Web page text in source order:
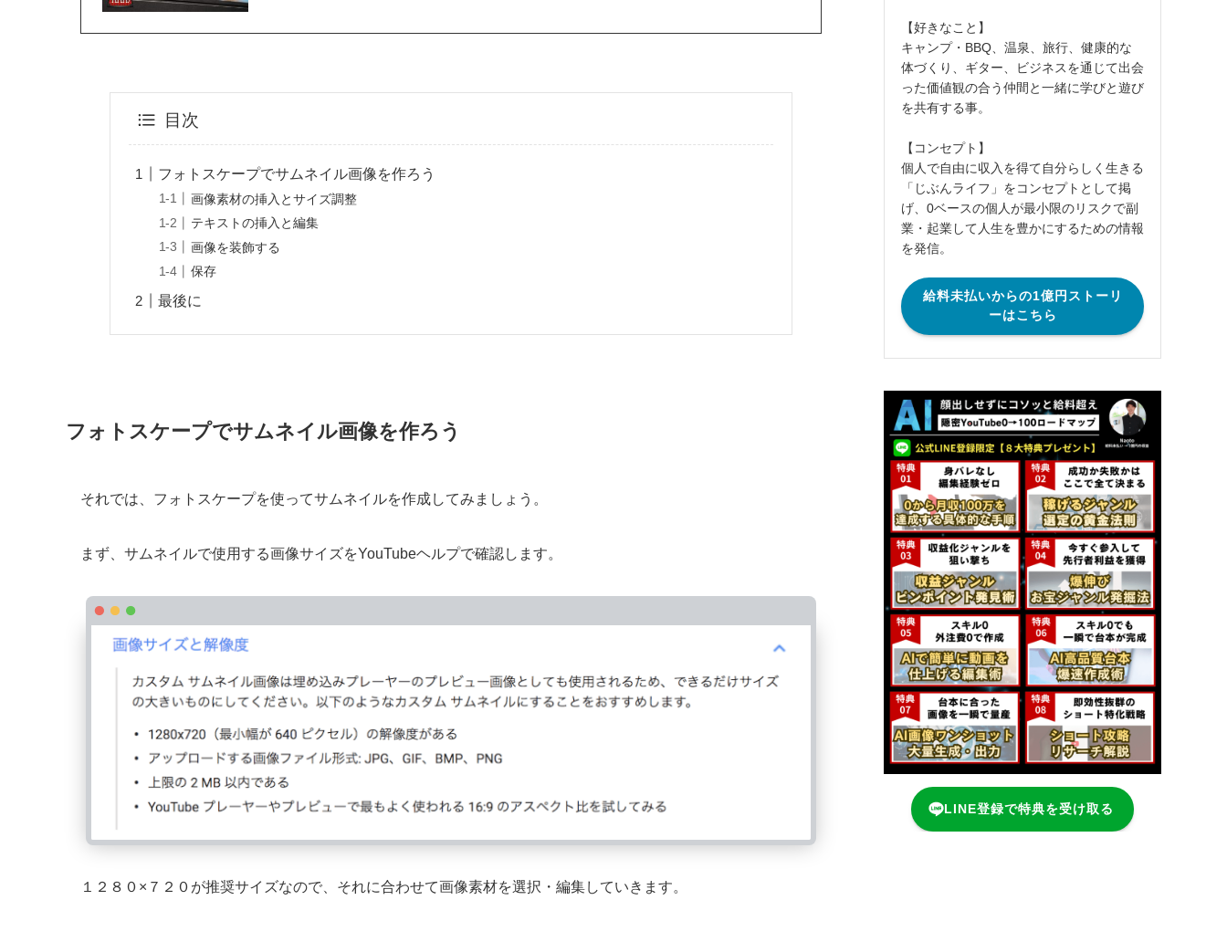
目次
フォトスケープでサムネイル画像を作ろう
画像素材の挿入とサイズ調整
テキストの挿入と編集
画像を装飾する
保存
最後に
フォトスケープでサムネイル画像を作ろう
それでは、フォトスケープを使ってサムネイルを作成してみましょう。
まず、サムネイルで使用する画像サイズをYouTubeヘルプで確認します。
１２８０×７２０が推奨サイズなので、それに合わせて画像素材を選択・編集していきます。
【好きなこと】
キャンプ・BBQ、温泉、旅行、健康的な
体づくり、ギター、ビジネスを通じて出会
った価値観の合う仲間と一緒に学びと遊び
を共有する事。
【コンセプト】
個人で自由に収入を得て自分らしく生きる
「じぶんライフ」をコンセプトとして掲
げ、0ベースの個人が最小限のリスクで副
業・起業して人生を豊かにするための情報
を発信。
給料未払いからの1億円ストーリ
ーはこちら
LINE登録で特典を受け取る